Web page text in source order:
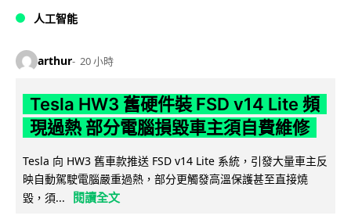
人工智能
arthur 20 小時
Tesla HW3 舊硬件裝 FSD v14 Lite 頻
現過熱 部分電腦損毀車主須自費維修
Tesla 向 HW3 舊車款推送 FSD v14 Lite 系統，引發大量車主反
映自動駕駛電腦嚴重過熱，部分更觸發高溫保護甚至直接燒
毀，須...
閱讀全文